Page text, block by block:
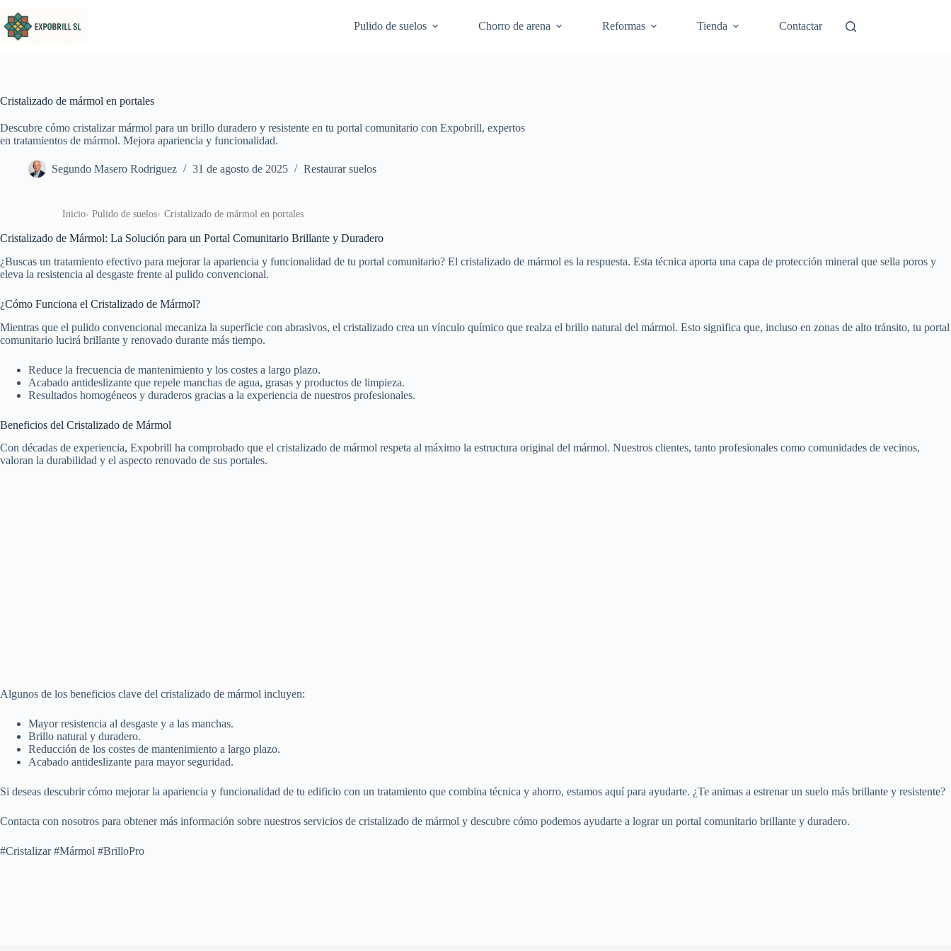
Pulido de suelos
Chorro de arena Reformas Tienda Contactar
Cristalizado de mármol en portales
Descubre cómo cristalizar mármol para un brillo duradero y resistente en tu portal comunitario con Expobrill, expertos
en tratamientos de mármol. Mejora apariencia y funcionalidad.
Segundo Masero Rodriguez 31 de agosto de 2025 Restaurar suelos
Inicio Pulido de suelos Cristalizado de mármol en portales
Cristalizado de Mármol: La Solución para un Portal Comunitario Brillante y Duradero
¿Buscas un tratamiento efectivo para mejorar la apariencia y funcionalidad de tu portal comunitario? El cristalizado de mármol es la respuesta. Esta técnica aporta una capa de protección mineral que sella poros y
eleva la resistencia al desgaste frente al pulido convencional.
¿Cómo Funciona el Cristalizado de Mármol?
Mientras que el pulido convencional mecaniza la superficie con abrasivos, el cristalizado crea un vínculo químico que realza el brillo natural del mármol. Esto significa que, incluso en zonas de alto tránsito, tu portal
comunitario lucirá brillante y renovado durante más tiempo.
Reduce la frecuencia de mantenimiento y los costes a largo plazo.
Acabado antideslizante que repele manchas de agua, grasas y productos de limpieza.
Resultados homogéneos y duraderos gracias a la experiencia de nuestros profesionales.
Beneficios del Cristalizado de Mármol
Con décadas de experiencia, Expobrill ha comprobado que el cristalizado de mármol respeta al máximo la estructura original del mármol. Nuestros clientes, tanto profesionales como comunidades de vecinos,
valoran la durabilidad y el aspecto renovado de sus portales.
Algunos de los beneficios clave del cristalizado de mármol incluyen:
Mayor resistencia al desgaste y a las manchas.
Brillo natural y duradero.
Reducción de los costes de mantenimiento a largo plazo.
Acabado antideslizante para mayor seguridad.
Si deseas descubrir cómo mejorar la apariencia y funcionalidad de tu edificio con un tratamiento que combina técnica y ahorro, estamos aquí para ayudarte. ¿Te animas a estrenar un suelo más brillante y resistente?
Contacta con nosotros para obtener más información sobre nuestros servicios de cristalizado de mármol y descubre cómo podemos ayudarte a lograr un portal comunitario brillante y duradero.
#Cristalizar #Mármol #BrilloPro